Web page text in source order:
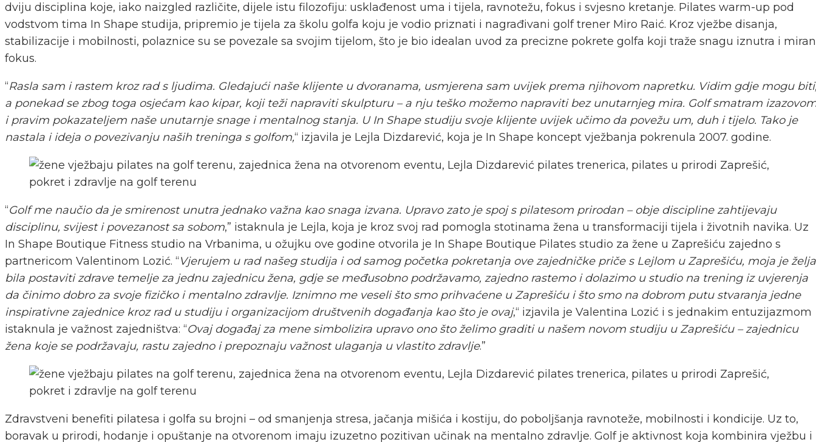
dviju disciplina koje, iako naizgled različite, dijele istu filozofiju: usklađenost uma i tijela, ravnotežu, fokus i svjesno kretanje. Pilates warm-up pod
vodstvom tima In Shape studija, pripremio je tijela za školu golfa koju je vodio priznati i nagrađivani golf trener Miro Raić. Kroz vježbe disanja,
stabilizacije i mobilnosti, polaznice su se povezale sa svojim tijelom, što je bio idealan uvod za precizne pokrete golfa koji traže snagu iznutra i miran
fokus.
“Rasla sam i rastem kroz rad s ljudima. Gledajući naše klijente u dvoranama, usmjerena sam uvijek prema njihovom napretku. Vidim gdje mogu
a ponekad se zbog toga osjećam kao kipar, koji teži napraviti skulpturu – a nju teško možemo napraviti bez unutarnjeg mira. Golf smatram
i pravim pokazateljem naše unutarnje snage i mentalnog stanja. U In Shape studiju svoje klijente uvijek učimo da povežu um, duh i tijelo. Tako je
nastala i ideja o povezivanju naših treninga s golfom,“ izjavila je Lejla Dizdarević, koja je In Shape koncept vježbanja pokrenula 2007. godine.
“Golf me naučio da je smirenost unutra jednako važna kao snaga izvana. Upravo zato je spoj s pilatesom prirodan – obje discipline zahtijevaju
disciplinu, svijest i povezanost sa sobom,” istaknula je Lejla, koja je kroz svoj rad pomogla stotinama žena u transformaciji tijela i životnih navika. Uz
In Shape Boutique Fitness studio na Vrbanima, u ožujku ove godine otvorila je In Shape Boutique Pilates studio za žene u Zaprešiću zajedno s
partnericom Valentinom Lozić. “Vjerujem u rad našeg studija i od samog početka pokretanja ove zajedničke priče s Lejlom u Zaprešiću, moja je želja
bila postaviti zdrave temelje za jednu zajednicu žena, gdje se međusobno podržavamo, zajedno rastemo i dolazimo u studio na trening iz uvjerenja
da činimo dobro za svoje fizičko i mentalno zdravlje. Iznimno me veseli što smo prihvaćene u Zaprešiću i što smo na dobrom putu stvaranja jedne
inspirativne zajednice kroz rad u studiju i organizacijom društvenih događanja kao što je ovaj,“ izjavila je Valentina Lozić i s jednakim entuzijazmom
istaknula je važnost zajedništva: “Ovaj događaj za mene simbolizira upravo ono što želimo graditi u našem novom studiju u Zaprešiću – zajednicu
žena koje se podržavaju, rastu zajedno i prepoznaju važnost ulaganja u vlastito zdravlje.”
Zdravstveni benefiti pilatesa i golfa su brojni – od smanjenja stresa, jačanja mišića i kostiju, do poboljšanja ravnoteže, mobilnosti i kondicije. Uz to,
boravak u prirodi, hodanje i opuštanje na otvorenom imaju izuzetno pozitivan učinak na mentalno zdravlje. Golf je aktivnost koja kombinira vježbu i